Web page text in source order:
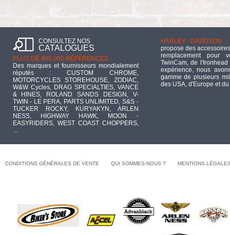
CONSULTEZ NOS
CATALOGUES
PLUS DE 900 000 RÉFÉRENCES :
Des marques et fournisseurs mondialement
réputés : CUSTOM CHROME,
MOTORCYCLES STOREHOUSE, ZODIAC,
W&W Cycles, DRAG SPECIALTIES, VANCE
& HINES, ROLAND SANDS DESIGN, V-
TWIN - LE PERA, PARTS UNLIMITED, S&S -
TUCKER ROCKY, KURYAKYN, ARLEN
NESS, HIGHWAY HAWK, MOON -
EASYRIDERS, WEST COAST CHOPPERS,
HARLEY DAVIDSON :
propose des
remplacement pour
TwinCam, de
expérience, nous
gamme de plusieurs
des USA, d'Europe et
CONDITIONS GÉNÉRALES DE VENTE QUI SOMMES-NOUS ? MENTIONS